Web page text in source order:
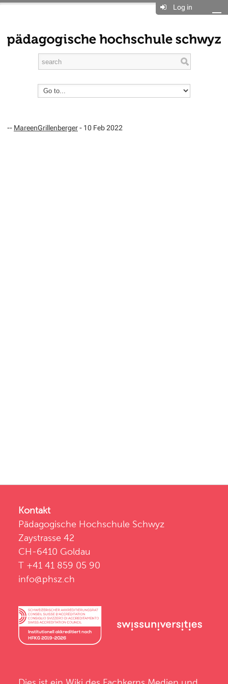
Log in
-- MareenGrillenberger- 10 Feb 2022
Kontakt
Pädagogische Hochschule Schwyz
Zaystrasse 42
CH-6410 Goldau
T +41 41 859 05 90
info@phsz.ch